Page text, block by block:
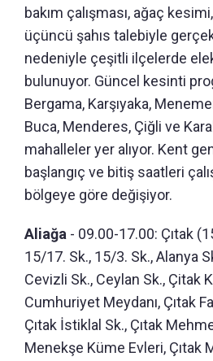
bakım çalışması, ağaç
üçüncü şahıs talebiyle
nedeniyle çeşitli ilçelerde
bulunuyor. Güncel kesinti
Bergama, Karşıyaka,
Buca, Menderes, Çiğli ve
mahalleler yer alıyor. Kent
başlangıç ve bitiş saatleri
bölgeye göre değişiyor.
Aliağa - 09.00-17.00: Çıtak
15/17. Sk., 15/3. Sk., Alanya
Cevizli Sk., Ceylan Sk., Çitak
Cumhuriyet Meydanı, Çıtak
Çıtak İstiklal Sk., Çıtak
Menekşe Küme Evleri, Çıtak